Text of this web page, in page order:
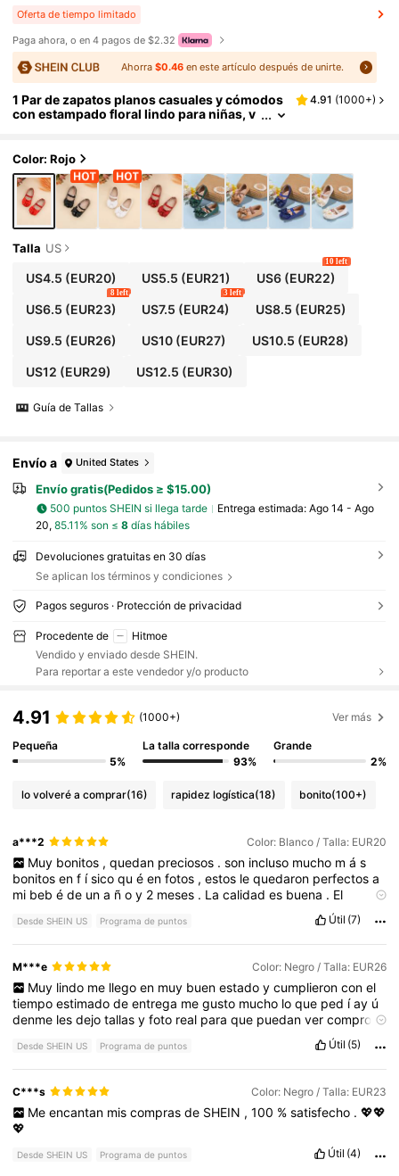
Oferta de tiempo limitado
Paga ahora, o en 4 pagos de $2.32
Ahorra $0.46en este artículo después de unirte.
1 Par de zapatos planos casuales y cómodos
con estampado floral lindo para niñas, v
4.91 (1000+)
Color: Rojo
Talla US
US4.5 (EUR20) US5.5 (EUR21) US6(EUR22)
10 left
US6.5 (EUR23)
8 left
US7.5 (EUR24)
3 left
US8.5 (EUR25)
US9.5 (EUR26) US10 (EUR27) US10.5 (EUR28)
US12 (EUR29) US12.5 (EUR30)
Guía de Tallas
Envío a United States
Envío gratis(Pedidos ≥ $15.00)
500 puntos SHEIN si llega tarde Entrega estimada: Ago 14 - Ago
20, 85.11% son ≤ 8días hábiles
Devoluciones gratuitas en 30 días
Se aplican los términos y condiciones
Pagos seguros · Protección de privacidad
Procedente de
Hitmoe
Vendido y enviado desde SHEIN.
Para reportar a este vendedor y/o producto
4.91 (1000+) Ver más
Pequeña
5%
La talla corresponde
93%
Grande
2%
lo volveré a comprar(16) rapidez logística(18) bonito(100+)
a***2 Color: Blanco / Talla: EUR20
Muy bonitos , quedan preciosos . son incluso mucho m á s
bonitosenf ísicoquéenfotos ,estos lequedaron perfectosa
mi bebéde una ñoy 2 meses . Lacalidades buena . El
Desde SHEIN US Programa de puntos Útil (7)
M***e Color: Negro / Talla: EUR26
Muy lindo me llego en muy buen estado y cumplieron con el
tiempoestimadodeentrega megusto mucho loque ped íay ú
denme lesdejotallasyfoto real paraque puedanvercompro
Desde SHEIN US Programa de puntos Útil (5)
C***s Color: Negro / Talla: EUR23
Me encantan mis compras de SHEIN , 100 % satisfecho . 💖💖
💖
Desde SHEIN US Programa de puntos Útil (4)